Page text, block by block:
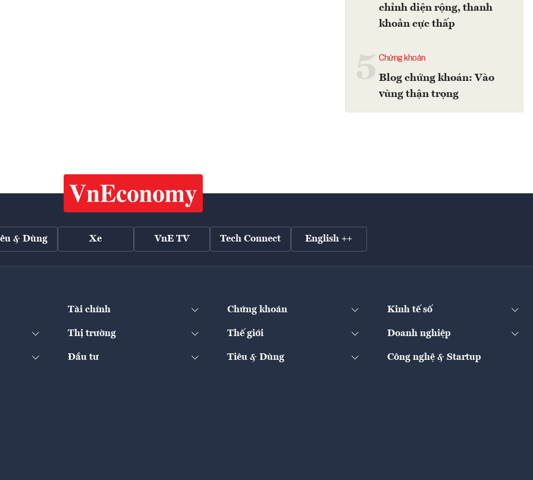
chỉnh diện rộng, thanh
khoản cực thấp
Chứng khoán
Blog chứng khoán: Vào
vùng thận trọng
& Dùng Xe VnE TV Tech Connect English ++
Tài chính Chứng khoán Kinh tế số
Thị trường Thế giới Doanh nghiệp
Đầu tư Tiêu & Dùng Công nghệ & Startup